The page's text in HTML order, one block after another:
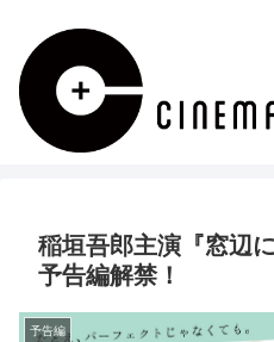
稲垣吾郎主演『窓辺
予告編解禁！
予告編